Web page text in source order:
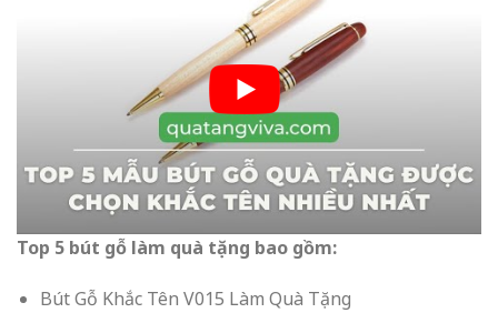
Top 5 bút gỗ làm quà tặng bao gồm:
Bút Gỗ Khắc Tên V015 Làm Quà Tặng